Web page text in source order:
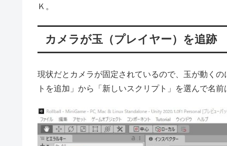
Ｋ。
カメラが玉（プレイヤー）を追跡
現状だとカメラが固定されているので、玉が動く
トを追加」から「新しいスクリプト」を選んで名